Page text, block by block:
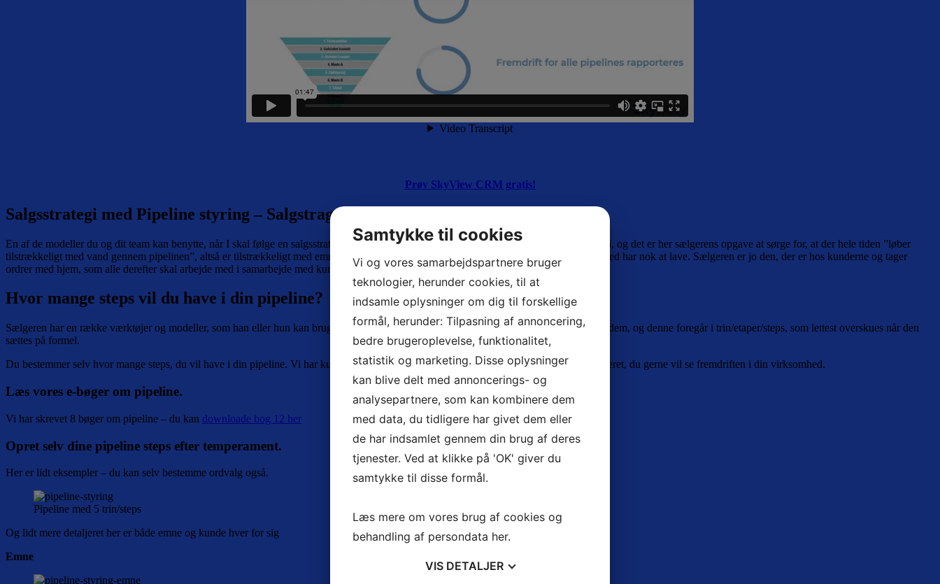
Prøv SkyView CRM gratis!
Salgsstrategi med Pipeline styring – Salgstragten.
En af de modeller du og dit team kan benytte, når I skal følge en salgsstrategi, er pipeline styring. Denne model er en kendt arbejdsstrategi, og det er her sælgerens opgave at sørge for, at der hele tiden ”løber
tilstrækkeligt med vand gennem pipelinen”, altså er tilstrækkeligt med emner på hvert niveau i pipelinen, så resten af arbejdspladsen dermed har nok at lave. Sælgeren er jo den, der er hos kunderne og tager
ordrer med hjem, som alle derefter skal arbejde med i samarbejde med kunderne.
Hvor mange steps vil du have i din pipeline?
Sælgeren har en række værktøjer og modeller, som han eller hun kan bruge, for at nå målet og få et salg i hus. Pipeline styringen er en af dem, og denne foregår i trin/etaper/steps, som lettest overskues når den
sættes på formel.
Du bestemmer selv hvor mange steps, du vil have i din pipeline. Vi har kunder, der har 5 – andre har 22. Det er helt op til dig, hvor detaljeret, du gerne vil se fremdriften i din virksomhed.
Læs vores e-bøger om pipeline.
Vi har skrevet 8 bøger om pipeline – du kan downloade bog 12 her
Opret selv dine pipeline steps efter temperament.
Her er lidt eksempler – du kan selv bestemme ordvalg også.
Pipeline med 5 trin/steps
Og lidt mere detaljeret her er både emne og kunde hver for sig
Emne
Samtykke til cookies
Vi og vores samarbejdspartnere bruger
teknologier, herunder cookies, til at
indsamle oplysninger om dig til forskellige
formål, herunder: Tilpasning af annoncering,
bedre brugeroplevelse, funktionalitet,
statistik og marketing. Disse oplysninger
kan blive delt med annoncerings- og
analysepartnere, som kan kombinere dem
med data, du tidligere har givet dem eller
de har indsamlet gennem din brug af deres
tjenester. Ved at klikke på 'OK' giver du
samtykke til disse formål.
Læs mere om vores brug af cookies og
behandling af persondata her.
VIS DETALJER